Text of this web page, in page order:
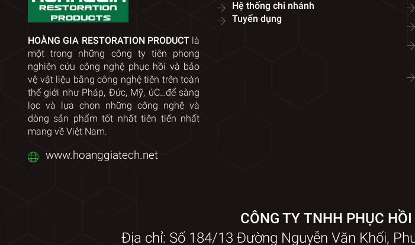
HOÀNG GIA RESTORATION PRODUCTlà
một trong những công ty tiên phong
nghiên cứu công nghệ phục hồi và bảo
vệ vật liệu bằng công nghệ tiên trên toàn
thế giới như Pháp, Đức, Mỹ, úC…để sàng
lọc và lựa chọn những công nghệ và
dòng sản phẩm tốt nhất tiên tiến nhất
mang về Việt Nam.
www.hoanggiatech.net
Hệ thống chi nhánh
Tuyển dụng
CÔNG TY TNHH PHỤC
Địa chỉ: Số 184/13 Đường Nguyễn Văn Khối,